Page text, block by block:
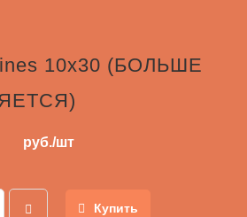
10х30 (БОЛЬШЕ
руб./шт
Купить